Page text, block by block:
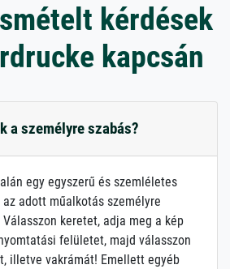
kérdések
kapcsán
a személyre szabás?
egy egyszerű és szemléletes
adott műalkotás személyre
keretet, adja meg a kép
felületet, majd válasszon
illetve vakrámát! Emellett egyéb